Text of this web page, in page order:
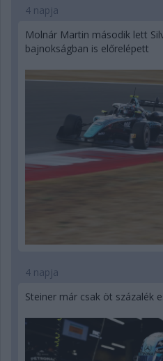
4 napja
Molnár Martin második lett
bajnokságban is előrelépett
4 napja
Steiner már csak öt százalék